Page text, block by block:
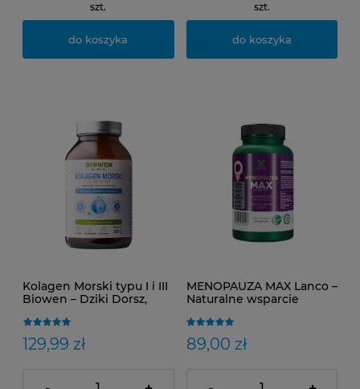
szt.
do koszyka
szt.
do koszyka
Kolagen Morski typu I i III
Biowen – Dziki Dorsz,
Wsparcie dla Zdrowia i
Urody
129,99 zł
MENOPAUZA MAX Lanco –
Naturalne wsparcie
Fitoestrogeny, kolagen,
biotyna i kwas
hialuronowy na objawy
89,00 zł